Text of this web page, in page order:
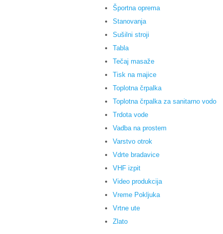
Športna oprema
Stanovanja
Sušilni stroji
Tabla
Tečaj masaže
Tisk na majice
Toplotna črpalka
Toplotna črpalka za sanitarno vodo
Trdota vode
Vadba na prostem
Varstvo otrok
Vdrte bradavice
VHF izpit
Video produkcija
Vreme Pokljuka
Vrtne ute
Zlato